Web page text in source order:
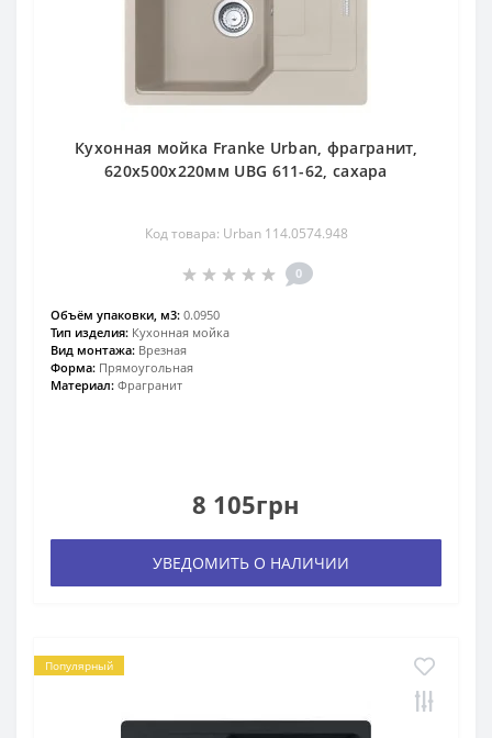
Кухонная мойка Franke Urban, фрагранит,
620х500х220мм UBG 611-62, сахара
Код товара: Urban 114.0574.948
0
Объём упаковки, м3: 0.0950
Тип изделия: Кухонная мойка
Вид монтажа: Врезная
Форма: Прямоугольная
Материал: Фрагранит
8 105грн
УВЕДОМИТЬ О НАЛИЧИИ
Популярный